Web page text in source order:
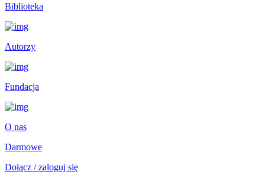
Biblioteka
Autorzy
Fundacja
O nas
Darmowe
Dołącz / zaloguj się